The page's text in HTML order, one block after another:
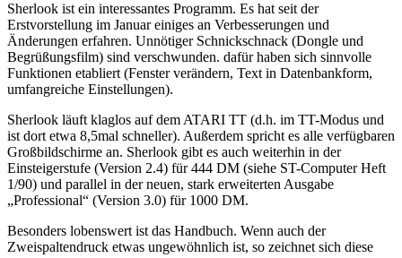
Sherlook ist ein interessantes Programm. Es hat seit der
Erstvorstellung im Januar einiges an Verbesserungen und
Änderungen erfahren. Unnötiger Schnickschnack (Dongle und
Begrüßungsfilm) sind verschwunden. dafür haben sich sinnvolle
Funktionen etabliert (Fenster verändern, Text in Datenbankform,
umfangreiche Einstellungen).
Sherlook läuft klaglos auf dem ATARI TT (d.h. im TT-Modus und
ist dort etwa 8,5mal schneller). Außerdem spricht es alle verfügbaren
Großbildschirme an. Sherlook gibt es auch weiterhin in der
Einsteigerstufe (Version 2.4) für 444 DM (siehe ST-Computer Heft
1/90) und parallel in der neuen, stark erweiterten Ausgabe
„Professional“ (Version 3.0) für 1000 DM.
Besonders lobenswert ist das Handbuch. Wenn auch der
Zweispaltendruck etwas ungewöhnlich ist, so zeichnet sich diese